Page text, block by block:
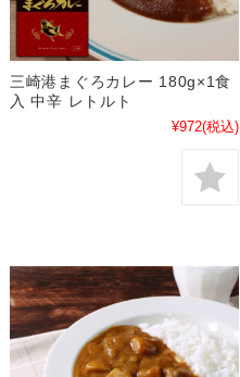
三崎港まぐろカレー 180g×1食
入 中辛 レトルト
¥972(税込)